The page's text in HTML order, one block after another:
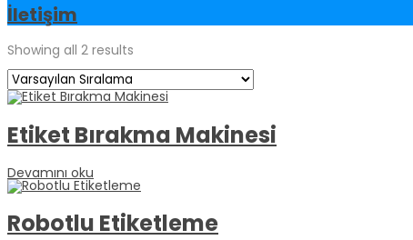
İletişim
Showing all 2 results
Etiket Bırakma Makinesi
Devamını oku
Robotlu Etiketleme